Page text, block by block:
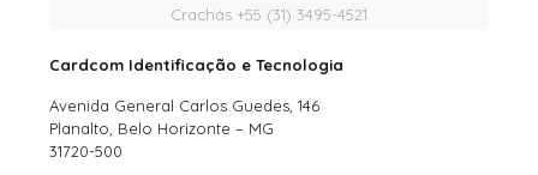
Crachás +55 (31) 3495-4521
Cardcom Identificação e Tecnologia
Avenida General Carlos Guedes, 146
Planalto, Belo Horizonte – MG
31720-500